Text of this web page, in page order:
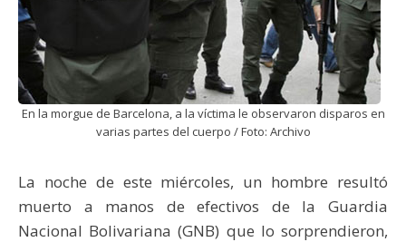
En la morgue de Barcelona, a la víctima le observaron disparos en
varias partes del cuerpo / Foto: Archivo
La noche de este miércoles, un hombre resultó
muerto a manos de efectivos de la Guardia
Nacional Bolivariana (GNB) que lo sorprendieron,